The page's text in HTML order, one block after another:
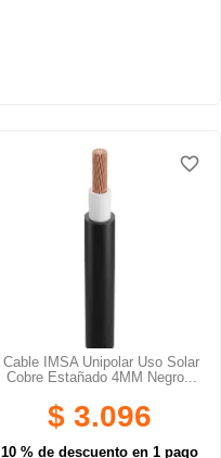
Cable IMSA Unipolar Uso Solar
Cobre Estañado 4MM Negro...
$ 3.096
10 % de descuento en 1 pago
favorite_border
favorite_border
favorite_border